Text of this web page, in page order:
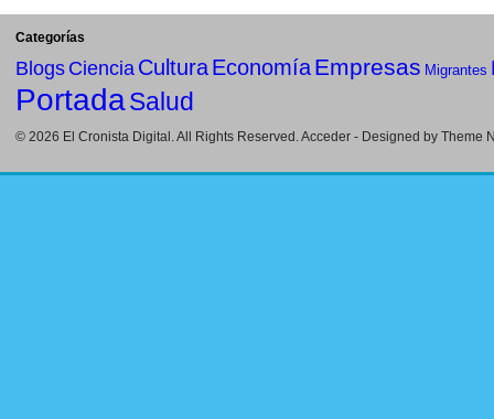
Categorías
BlogsCiencia CulturaEconomíaEmpresas Migrantes
PortadaSalud
© 2026 El Cronista Digital . All Rights Reserved.Acceder - Designed by Theme